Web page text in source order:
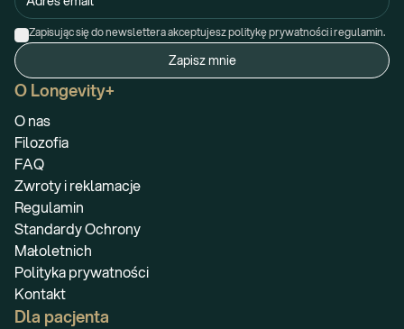
O Longevity+
O nas
Filozofia
FAQ
Zwroty i reklamacje
Regulamin
Standardy Ochrony
Małoletnich
Polityka prywatności
Kontakt
Dla pacjenta
Zapisując się do newslettera akceptujesz politykę prywatności i regulamin.
Zapisz mnie